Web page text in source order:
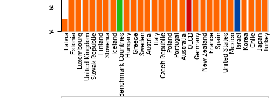
LatviaEstoniaLuxembourgUnited KingdomSlovak RepublicFinlandSloveniaIcelandBenchmark CountriesHungaryGreeceSwedenAustriaItalyCzech RepublicPolandPortugalAustraliaOECDGermanyNew ZealandFranceSpainUnited StatesMexicoIsraelKoreaChile JapanTurkey
14
16